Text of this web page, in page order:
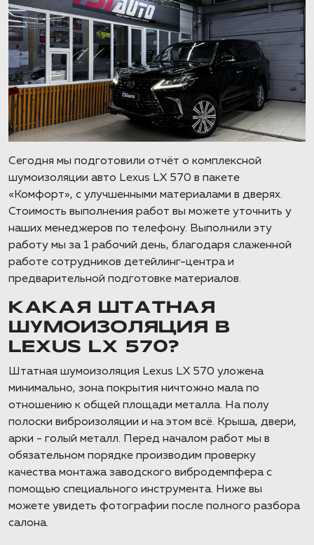
Сегодня мы подготовили отчёт о комплексной
шумоизоляции авто Lexus LX 570 в пакете
«Комфорт», с улучшенными материалами в дверях.
Стоимость выполнения работ вы можете уточнить у
наших менеджеров по телефону. Выполнили эту
работу мы за 1 рабочий день, благодаря слаженной
работе сотрудников детейлинг-центра и
предварительной подготовке материалов.
КАКАЯ ШТАТНАЯ
ШУМОИЗОЛЯЦИЯ В
LEXUS LX 570?
Штатная шумоизоляция Lexus LX 570 уложена
минимально, зона покрытия ничтожно мала по
отношению к общей площади металла. На полу
полоски виброизоляции и на этом всё. Крыша, двери,
арки - голый металл. Перед началом работ мы в
обязательном порядке производим проверку
качества монтажа заводского вибродемпфера с
помощью специального инструмента. Ниже вы
можете увидеть фотографии после полного разбора
салона.